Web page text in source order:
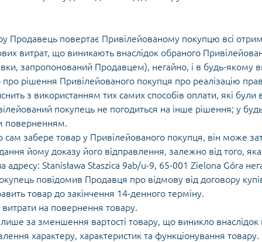
Продавець повертає Привілейованому покупцю всі
витрат, що виникають внаслідок обраного
запропонований Продавцем), негайно, і в будь-якому
рішення Привілейованого покупця про реалізацію
з використанням тих самих способів оплати, які
покупець не погодиться на інше рішення; у
поверненням.
забере товар у Привілейованого покупця, він може
йому доказу його відправлення, залежно від того, яка
адресу: Stanisława Staszica 9ab/u-9, 65-001 Zielona Góra
повідомив Продавця про відмову від договору
товар до закінчення 14-денного терміну.
на повернення товару.
за зменшення вартості товару, що виникло внаслідок
характеру, характеристик та функціонування товару.